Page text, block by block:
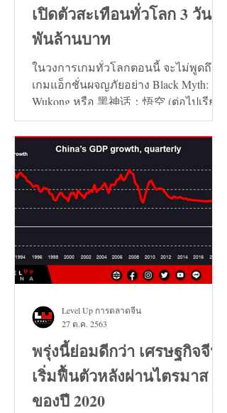
เปิดตัวสะเทือนทั่วโลก 3 วัน 7
พันล้านบาท
ในวงการเกมทั่วโลกตอนนี้ จะไม่พูดถึง
เกมแอ็กชั่นผจญภัยอย่าง Black Myth:
Wukong หรือ 黑神话：悟空 (ต่อไปเรียก
ว่า เกมหงอคง) ไม่ได้เลย...
พรุ่งนี้ย่อมดีกว่า เศรษฐกิจจีน
เริ่มฟื้นตัวหลังผ่านไตรมาส 3
ของปี 2020
Level Up การตลาดจีน
27 ต.ค. 2563